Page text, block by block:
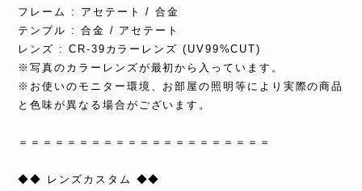
フレーム : アセテート / 合金
テンプル : 合金 / アセテート
レンズ : CR-39カラーレンズ (UV99%CUT)
※写真のカラーレンズが最初から入っています。
※お使いのモニター環境、お部屋の照明等により実際の商品
と色味が異なる場合がございます。
＝＝＝＝＝＝＝＝＝＝＝＝＝＝＝＝＝＝＝＝＝
◆◆ レンズカスタム ◆◆